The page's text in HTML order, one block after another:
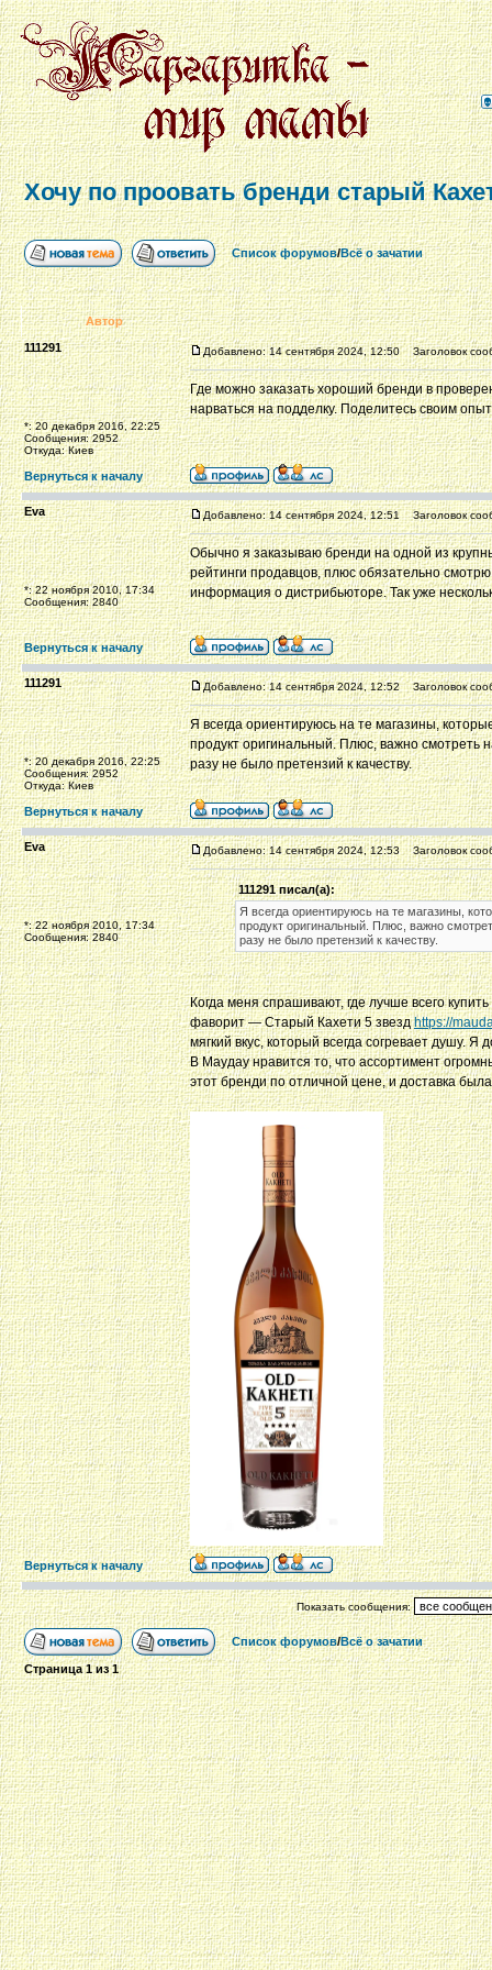
Хочу по проовать бренди старый
Список форумов/Всё о зачатии
Автор
111291
*: 20 декабря 2016, 22:25
Сообщения: 2952
Откуда: Киев
Добавлено: 14 сентября 2024, 12:50 Заголовок
Где можно заказать хороший бренди в
нарваться на подделку. Поделитесь своим
Вернуться к началу
Eva
*: 22 ноября 2010, 17:34
Сообщения: 2840
Добавлено: 14 сентября 2024, 12:51 Заголовок
Обычно я заказываю бренди на одной из
рейтинги продавцов, плюс обязательно
информация о дистрибьюторе. Так уже
Вернуться к началу
111291
*: 20 декабря 2016, 22:25
Сообщения: 2952
Откуда: Киев
Добавлено: 14 сентября 2024, 12:52 Заголовок
Я всегда ориентируюсь на те магазины,
продукт оригинальный. Плюс, важно смотреть
разу не было претензий к качеству.
Вернуться к началу
Eva
*: 22 ноября 2010, 17:34
Сообщения: 2840
Добавлено: 14 сентября 2024, 12:53 Заголовок
111291 писал(а):
Я всегда ориентируюсь на те магазины,
продукт оригинальный. Плюс, важно
разу не было претензий к качеству.
Когда меня спрашивают, где лучше всего
фаворит — Старый Кахети 5 звездhttps://
мягкий вкус, который всегда согревает душу.
В Маудау нравится то, что ассортимент
этот бренди по отличной цене, и доставка
Вернуться к началу
Показать сообщения:
Список форумов/Всё о зачатии
Страница1из1